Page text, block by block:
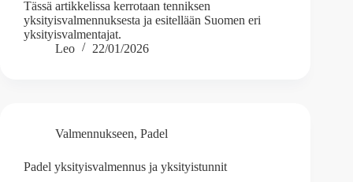
Tässä artikkelissa kerrotaan tenniksen
yksityisvalmennuksesta ja esitellään Suomen eri
yksityisvalmentajat.
Leo
22/01/2026
Valmennukseen, Padel
Padel yksityisvalmennus ja yksityistunnit